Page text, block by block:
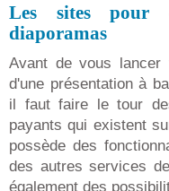
Les sites pour
diaporamas
Avant de vous lancer
d'une présentation à
il faut faire le tour
payants qui existent
possède des
des autres services
également des